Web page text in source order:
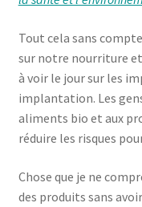
Tout cela sans
sur notre nourriture
à voir le jour sur les
implantation. Les
aliments bio et aux
réduire les risques
Chose que je ne
des produits sans